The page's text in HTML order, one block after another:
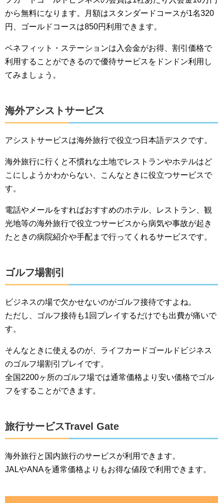
から無料になります。月額はスタンダードコースが1名320
円、ゴールドコースは850円利用できます。
ベネフィット・ステーションは入会金がお得、割引価格で
利用することができるので優待サービスをドンドン利用し
てみましょう。
海外アシストサービス
アシストサービスは海外旅行で役立つ日本語デスクです。
海外旅行に行くと不慣れな土地でレストランやホテルはど
こにしようかわからない、こんなときに役立つサービスで
す。
電話やメールをすればおすすめのホテル、レストラン、観
光地等の海外旅行で役立つサービスから病気や事故が起き
たときの病院紹介や手配まで行ってくれるサービスです。
ゴルフ場割引
ビジネスの場で欠かせないのがゴルフ接待ですよね。
ただし、ゴルフ接待も1回プレイするだけでも出費が痛いで
す。
そんなときに使えるのが、ライフカードゴールドビジネス
のゴルフ場割引プレイです。
全国2200ヶ所のゴルフ場では通常価格より安い価格でゴル
フをすることができます。
旅行サービスTravel Gate
海外旅行と国内旅行のサービスが利用できます。
JALやANAを通常価格よりもお得な値段で利用できます。